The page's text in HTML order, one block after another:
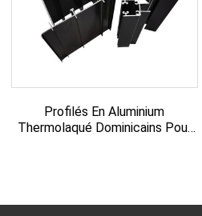
Profilés En Aluminium
Thermolaqué Dominicains Pour